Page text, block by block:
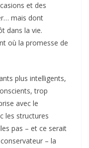
et des
mais dont
dans la vie.
où la promesse de
plus intelligents,
trop
avec le
les structures
pas – et ce serait
– la